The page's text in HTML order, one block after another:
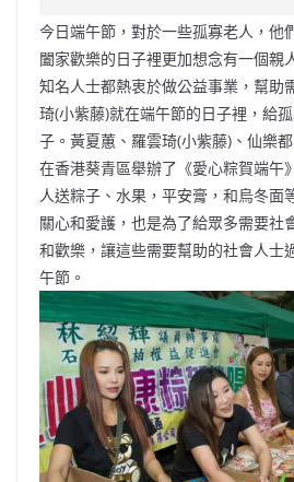
e
b
o
o
k
W
ei
b
o
s
A
p
p
h
at
今日端午節，對於一些孤寡老人，他
闔家歡樂的日子裡更加想念有一個親
知名人士都熱衷於做公益事業，幫助
琦(小紫藤)就在端午節的日子裡，給
子。黃夏蕙、羅雲琦(小紫藤)、仙樂
在香港葵青區舉辦了《愛心粽賀端午
人送粽子、水果，平安膏，和烏冬面
關心和愛護，也是為了給眾多需要社
和歡樂，讓這些需要幫助的社會人士
午節。